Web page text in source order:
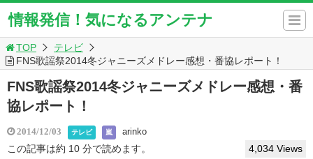
情報発信！気になるアンテナ
TOP
テレビ
FNS歌謡祭2014冬ジャニーズメドレー感想・番協レポート！
FNS歌謡祭2014冬ジャニーズメドレー感想・番
協レポート！
2014/12/03 テレビ 嵐 arinko
この記事は約 10 分で読めます。 4,034 Views